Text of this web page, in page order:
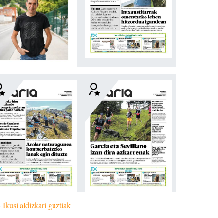
Ikusi aldizkari guztiak